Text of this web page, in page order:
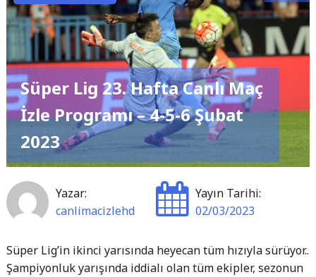
Süper Lig 23. Hafta Canlı Maç
İzle Programı – 4-5-6 Şubat
2023
Yazar:
canlimacizlehd
Yayın Tarihi:
02/03/2023
Süper Lig’in ikinci yarısında heyecan tüm hızıyla sürüyor..
Şampiyonluk yarışında iddialı olan tüm ekipler, sezonun